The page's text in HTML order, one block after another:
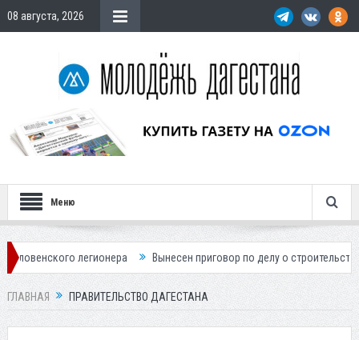
08 августа, 2026
Меню
Вынесен приговор по делу о строительстве гостиницы у
ГЛАВНАЯ ПРАВИТЕЛЬСТВО ДАГЕСТАНА